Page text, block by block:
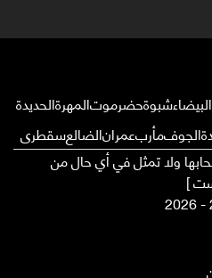
البيضاءشبوةحضرموتالمهرةالحديدة
الجوفمأربعمرانالضالعسقطرى
ولا تمثل في أي حال من
]